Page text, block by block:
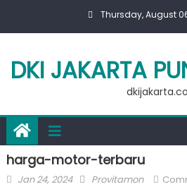
Thursday, August
DKI JAKARTA
dkijakarta.co
harga-motor-terbaru
Posted
Jan 24, 2024 Author
Provitamon